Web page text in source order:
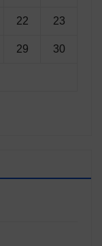
22 23
29 30